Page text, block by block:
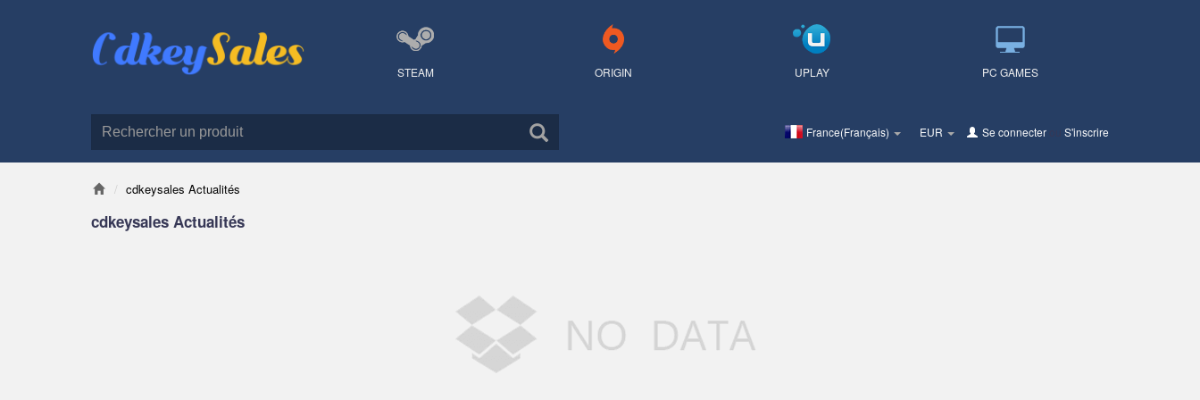
STEAM ORIGIN UPLAY PC GAMES
France(Français) EUR Se connecter S'inscrire
cdkeysales Actualités
cdkeysales Actualités